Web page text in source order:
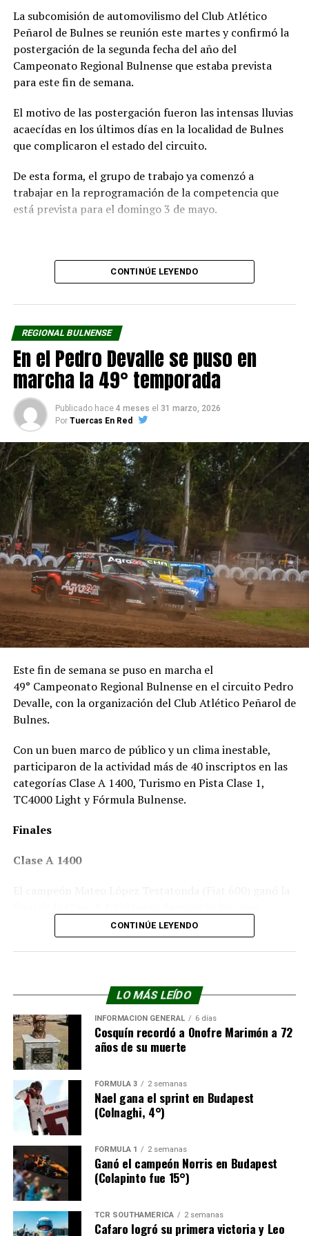
La subcomisión de automovilismo del Club Atlético
Peñarol de Bulnes se reunión este martes y confirmó la
postergación de la segunda fecha del año del
Campeonato Regional Bulnense que estaba prevista
para este fin de semana.
El motivo de las postergación fueron las intensas lluvias
acaecídas en los últimos días en la localidad de Bulnes
que complicaron el estado del circuito.
De esta forma, el grupo de trabajo ya comenzó a
trabajar en la reprogramación de la competencia que
está prevista para el domingo 3 de mayo.
CONTINÚE LEYENDO
REGIONAL BULNENSE
En el Pedro Devalle se puso en
marcha la 49° temporada
Publicado hace 4 meses el 31 marzo, 2026
Por Tuercas En Red
Este fin de semana se puso en marcha el
49° Campeonato Regional Bulnense en el circuito Pedro
Devalle, con la organización del Club Atlético Peñarol de
Bulnes.
Con un buen marco de público y un clima inestable,
participaron de la actividad más de 40 inscriptos en las
categorías Clase A 1400, Turismo en Pista Clase 1,
TC4000 Light y Fórmula Bulnense.
Finales
Clase A 1400
vueltas pactadas. Lo acompañaron en el podio el
debutante Nicolás Ghigo (Renault Gordini) y Renzo Rojo
(Fiat 600).
Detrás arribaron Fabián Compagnucci (Fiat
600), Joaquín Dellamea (Renault Gordini) y Esteban
Porporato (Fiat 600).
Turismo en Pista Clase 1
Leandro Gregorio (Fiat 128) fue el vencedor en el
Turismo en Pista Clase 1, seguido de Luis Wendel y
Franco Gregorio.
Completaron el top 10 Sebastián Pérez, Lautaro
Cravero, Gabriel Dotti, Tomás Boffa, Federico
Boasso, Javier Criado y Ezequiel Pissinis.
TC4000 Light
CONTINÚE LEYENDO
LO MÁS LEÍDO
INFORMACIÓN GENERAL 6 días
Cosquín recordó a Onofre Marimón a 72
años de su muerte
FÓRMULA 3 2 semanas
Nael gana el sprint en Budapest
(Colnaghi, 4°)
FÓRMULA 1 2 semanas
Ganó el campeón Norris en Budapest
(Colapinto fue 15°)
TCR SOUTHAMERICA 2 semanas
Cafaro logró su primera victoria y Leo